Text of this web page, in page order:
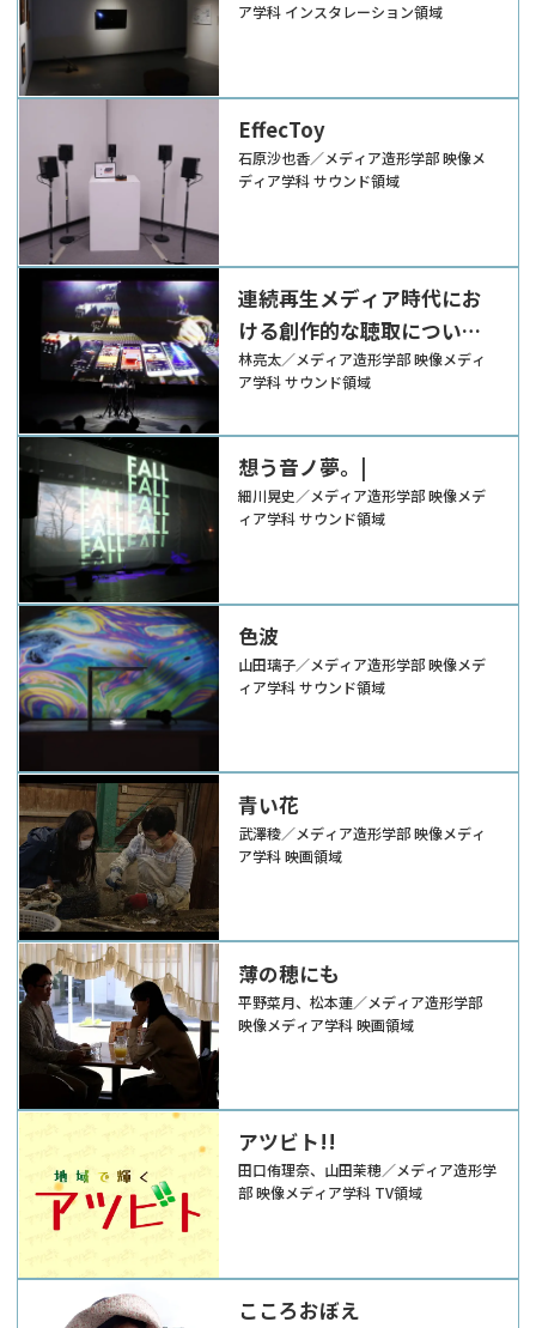
ア学科 インスタレーション領域
EffecToy
石原沙也香／メディア造形学部 映像メ
ディア学科 サウンド領域
連続再生メディア時代にお
ける創作的な聴取について
の探究
林亮太／メディア造形学部 映像メディ
ア学科 サウンド領域
想う音ノ夢。|
細川晃史／メディア造形学部 映像メデ
ィア学科 サウンド領域
色波
山田璃子／メディア造形学部 映像メデ
ィア学科 サウンド領域
青い花
武澤稜／メディア造形学部 映像メディ
ア学科 映画領域
薄の穂にも
平野菜月、松本蓮／メディア造形学部
映像メディア学科 映画領域
アツビト!!
田口侑理奈、山田茉穂／メディア造形学
部 映像メディア学科 TV領域
こころおぼえ